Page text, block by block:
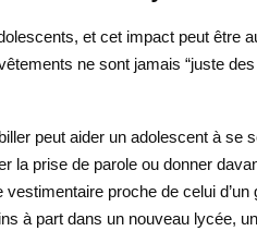
et cet impact peut être
ne sont jamais “juste
peut aider un adolescent à
la prise de parole ou donner
vestimentaire proche de celui
à part dans un nouveau lycée,